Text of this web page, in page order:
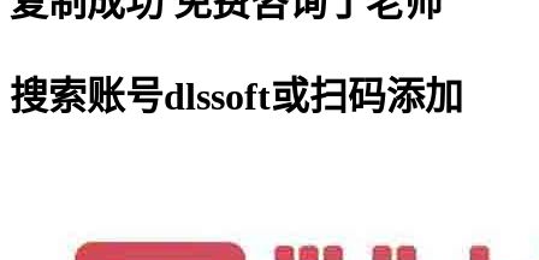
搜索账号dlssoft或扫码添加